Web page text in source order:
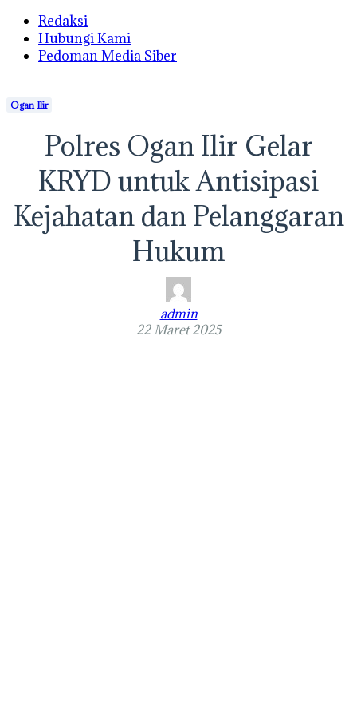
Redaksi
Hubungi Kami
Pedoman Media Siber
Ogan Ilir
Polres Ogan Ilir Gelar
KRYD untuk Antisipasi
Kejahatan dan Pelanggaran
Hukum
admin
22 Maret 2025